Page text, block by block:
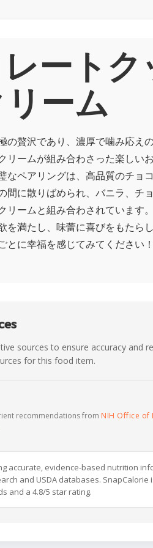
ートク
ーム
の贅沢であり、濃厚で噛み応え
リームが組み合わさった楽しい
なペアリングは、高品質のチョ
間に散りばめられ、バニラ、チ
リームと組み合わされています
を満たし、味蕾に喜びをもたら
とに幸福を感じてみてください
sources to ensure accuracy and
for this food item.
recommendations from NIH Office of
accurate, evidence-based nutrition
and USDA databases. SnapCalorie
and a 4.8/5 star rating.